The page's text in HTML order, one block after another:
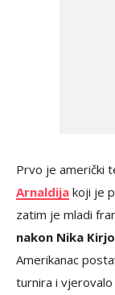
Prvo je američki
Arnaldija koji je
zatim je mladi
nakon Nika
Amerikanac
turnira i